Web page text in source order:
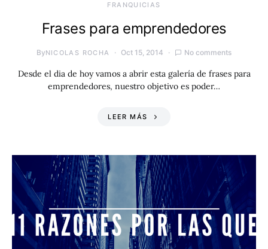
FRANQUICIAS
Frases para emprendedores
ByNICOLAS ROCHA Oct 15, 2014 No comments
Desde el dia de hoy vamos a abrir esta galería de frases para
emprendedores, nuestro objetivo es poder…
LEER MÁS